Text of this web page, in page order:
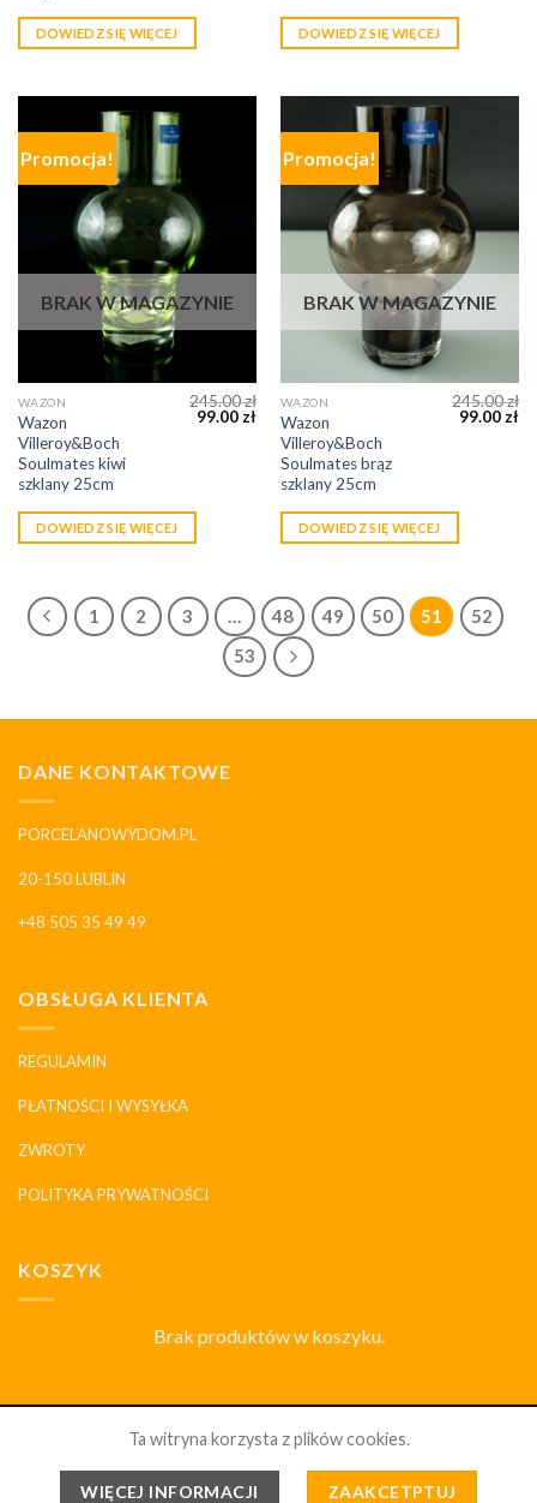
DOWIEDZ SIĘ WIĘCEJ DOWIEDZ SIĘ WIĘCEJ
Promocja!
BRAK W MAGAZYNIE
WAZON
Wazon
Villeroy&Boch
Soulmates kiwi
szklany 25cm
245.00zł
99.00 zł
DOWIEDZ SIĘ WIĘCEJ
Promocja!
BRAK W MAGAZYNIE
WAZON
Wazon
Villeroy&Boch
Soulmates brąz
szklany 25cm
245.00zł
99.00 zł
DOWIEDZ SIĘ WIĘCEJ
1 2 3 … 48 49 50 51
52
53
DANE KONTAKTOWE
PORCELANOWYDOM.PL
20-150 LUBLIN
+48 505 35 49 49
OBSŁUGA KLIENTA
REGULAMIN
PŁATNOŚCI I WYSYŁKA
ZWROTY
POLITYKA PRYWATNOŚCI
KOSZYK
Brak produktów w koszyku.
DLACZEGO MY HISTORIA I MARKI KONTAKT
PORCELANOWYDOM.PL 2026 ©WSZELKIE PRAWA
ZABRONIONE
Ta witryna korzysta z plików cookies.
WIĘCEJ INFORMACJI ZAAKCETPTUJ